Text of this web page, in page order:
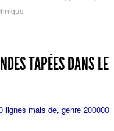
TAPÉES DANS LE
lignes mais de, genre 200000